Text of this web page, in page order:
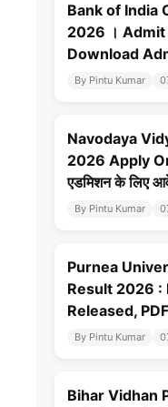
Bank of India
2026 । Admit
Download
By Pintu Kumar
Navodaya
2026 Apply
एडमिशन के लिए
By Pintu Kumar
Purnea
Result 2026 :
Released,
By Pintu Kumar
Bihar Vidhan